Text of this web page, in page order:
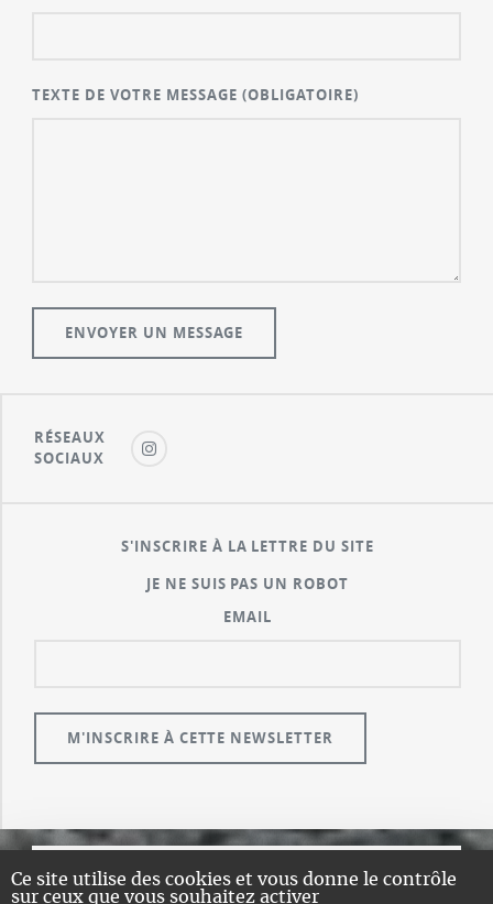
Ce site utilise des cookies et vous donne le contrôle
sur ceux que vous souhaitez activer
TEXTE DE VOTRE MESSAGE(OBLIGATOIRE)
RÉSEAUX
SOCIAUX
S'INSCRIRE À LA LETTRE DU SITE
JE NE SUIS PAS UN ROBOT
EMAIL
© GUALENI.COM